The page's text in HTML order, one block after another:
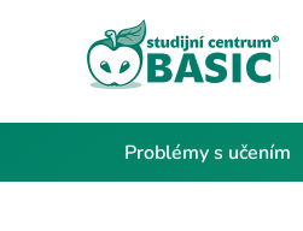
Problémy s učením